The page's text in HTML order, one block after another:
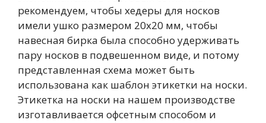
рекомендуем, чтобы хедеры для носков
имели ушко размером 20х20 мм, чтобы
навесная бирка была способно удерживать
пару носков в подвешенном виде, и потому
представленная схема может быть
использована как шаблон этикетки на носки.
Этикетка на носки на нашем производстве
изготавливается офсетным способом и